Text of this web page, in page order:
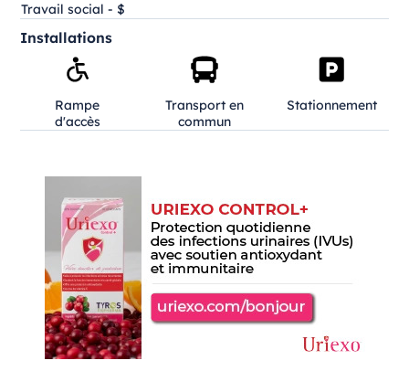
Travail social - $
Installations
Rampe
d'accès
Transport en
commun
Stationnement